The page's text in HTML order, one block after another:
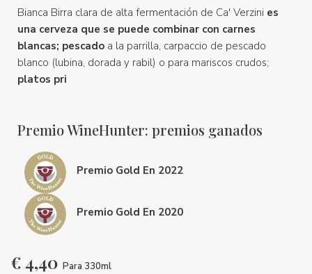
Bianca Birra clara de alta fermentación de Ca' Verzini es
una cerveza que se puede combinar con carnes
blancas; pescado a la parrilla, carpaccio de pescado
blanco (lubina, dorada y rabil) o para mariscos crudos;
platos pri
Premio WineHunter: premios ganados
Premio Gold En 2022
Premio Gold En 2020
€4,40 Para 330ml